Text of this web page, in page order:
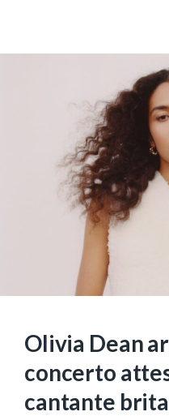
Olivia Dean
concerto
cantante